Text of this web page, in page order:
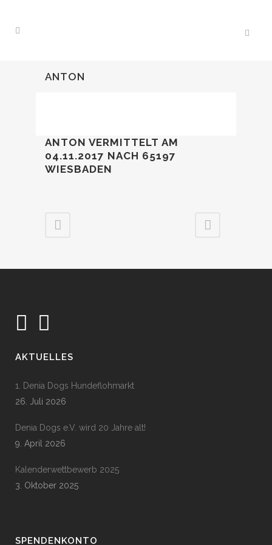
ANTON
ANTON VERMITTELT AM
04.11.2017 NACH 65197
WIESBADEN
AKTUELLES
1. Denia Dogs Hundeflohmarkt
26. Juli 2026
Denia Dogs e.V. wird 20 Jahre alt!
9. April 2026
Kalenderwettbewerb 2025
3. Oktober 2025
SPENDENKONTO